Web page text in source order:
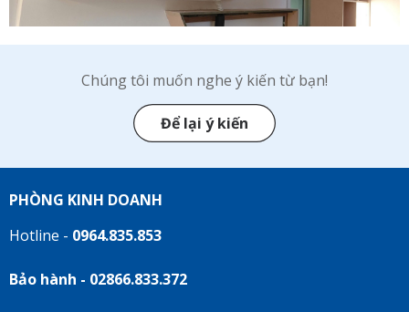
Chúng tôi muốn nghe ý kiến từ bạn!
Để lại ý kiến
PHÒNG KINH DOANH
Hotline - 0964.835.853
Bảo hành - 02866.833.372